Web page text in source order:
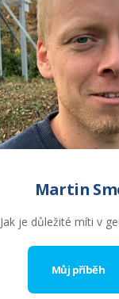
Martin
Jak je důležité míti v
Můj příběh